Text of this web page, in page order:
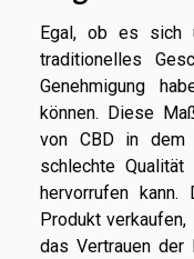
Egal, ob es sich
traditionelles
Genehmigung
können. Diese
von CBD in dem
schlechte Qualität
hervorrufen
Produkt
das Vertrauen der